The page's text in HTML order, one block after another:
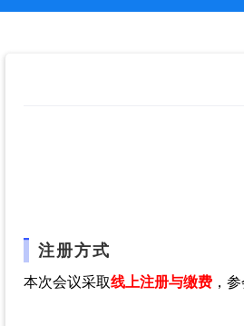
注册方式
本次会议采取线上注册与缴费 ，